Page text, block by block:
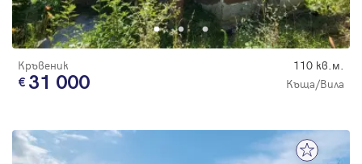
Кръвеник 110 кв.м.
31 000 Къща/Вила